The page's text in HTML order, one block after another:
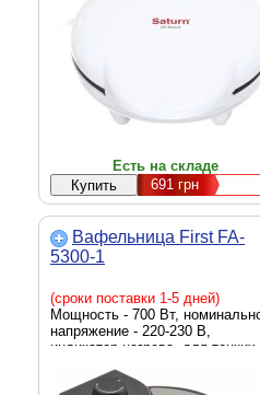
Есть на складе
691грн
Вафельница First FA-
5300-1
(сроки поставки 1-5 дней)
Мощность - 700 Вт,
напряжение - 220-230 В,
индикатор нагрева, для тонких
готовности, ненагревающаяся